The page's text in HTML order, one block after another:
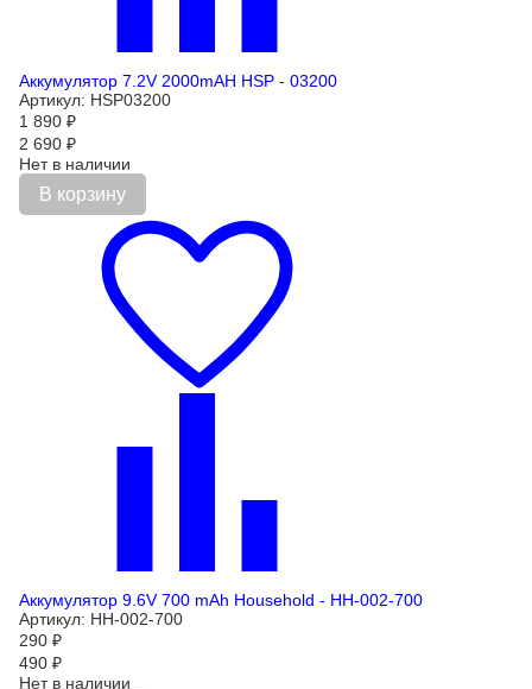
Аккумулятор 7.2V 2000mAH HSP - 03200
Артикул: HSP03200
1 890 ₽
2 690 ₽
Нет в наличии
В корзину
Аккумулятор 9.6V 700 mAh Household - HH-002-700
Артикул: HH-002-700
290 ₽
490 ₽
Нет в наличии